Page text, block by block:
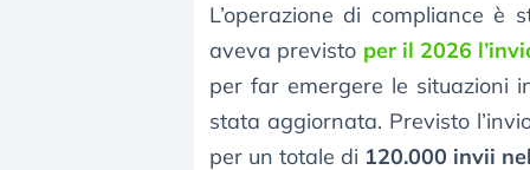
L’operazione di compliance è
aveva previsto per il 2026
per far emergere le situazioni
stata aggiornata. Previsto
per un totale di 120.000 invii